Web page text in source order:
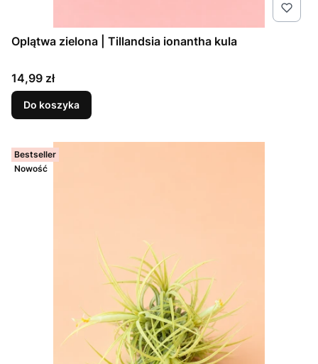
Oplątwa zielona | Tillandsia ionantha kula
Cena
14,99 zł
Do koszyka
Bestseller
Nowość